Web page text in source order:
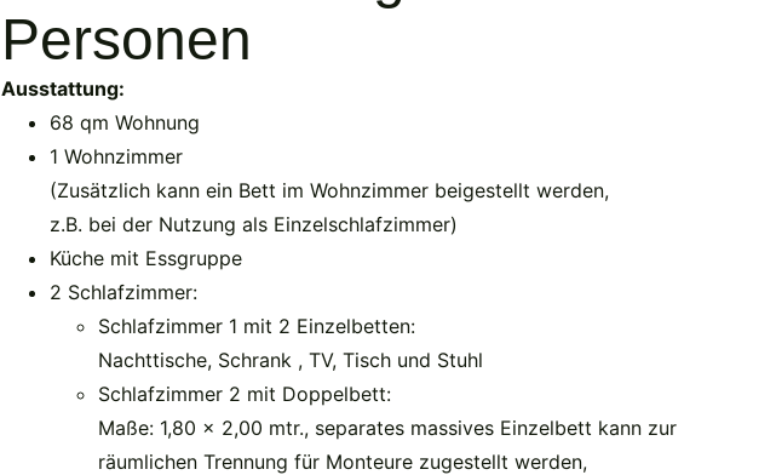
Personen
Ausstattung:
68 qm Wohnung
1 Wohnzimmer
(Zusätzlich kann ein Bett im Wohnzimmer beigestellt werden,
z.B. bei der Nutzung als Einzelschlafzimmer)
Küche mit Essgruppe
2 Schlafzimmer:
Schlafzimmer 1 mit 2 Einzelbetten:
Nachttische, Schrank , TV, Tisch und Stuhl
Schlafzimmer 2 mit Doppelbett:
Maße: 1,80 x 2,00 mtr., separates massives Einzelbett kann zur
räumlichen Trennung für Monteure zugestellt werden,